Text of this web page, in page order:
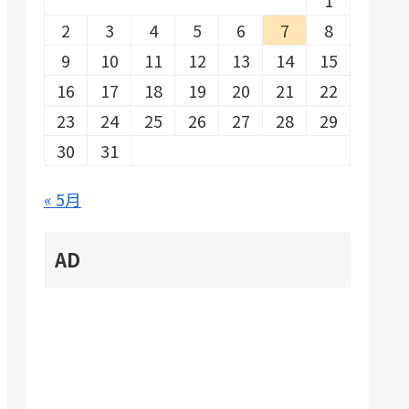
2
3 4 5 6 7
8
9
10 11 12 13 14
15
16
17 18 19 20 21
22
23
24 25 26 27 28
29
30
31
« 5月
AD